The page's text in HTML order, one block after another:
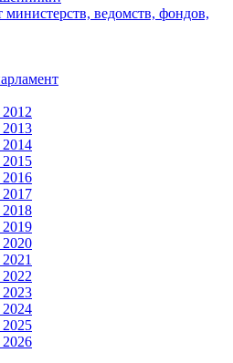
ведомств, фондов,